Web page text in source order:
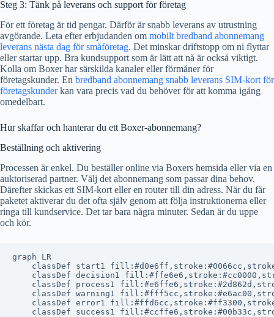
Steg 3: Tänk på leverans och support för företag
För ett företag är tid pengar. Därför är snabb leverans av utrustning
avgörande. Leta efter erbjudanden om mobilt bredband abonnemang
leverans nästa dag för småföretag. Det minskar driftstopp om ni flyttar
eller startar upp. Bra kundsupport som är lätt att nå är också viktigt.
Kolla om Boxer har särskilda kanaler eller förmåner för
företagskunder. En bredband abonnemang snabb leverans SIM-kort för
företagskunderkan vara precis vad du behöver för att komma igång
omedelbart.
Hur skaffar och hanterar du ett Boxer-abonnemang?
Beställning och aktivering
Processen är enkel. Du beställer online via Boxers hemsida eller via en
auktoriserad partner. Välj det abonnemang som passar dina behov.
Därefter skickas ett SIM-kort eller en router till din adress. När du får
paketet aktiverar du det ofta själv genom att följa instruktionerna eller
ringa till kundservice. Det tar bara några minuter. Sedan är du uppe
och kör.
graph LR
classDef start1
classDef decision1
classDef process1
classDef warning1
classDef error1
classDef success1